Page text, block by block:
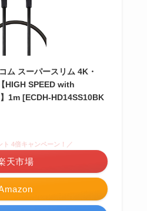
ム スーパースリム 4K・
HIGH SPEED with
1m [ECDH-HD14SS10BK
ト 4倍キャンペーン！／
天市場